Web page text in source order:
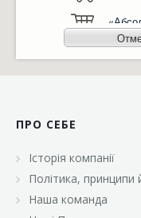
ПРО СЕБЕ
Історія компанії
Політика, принципи
Наша команда